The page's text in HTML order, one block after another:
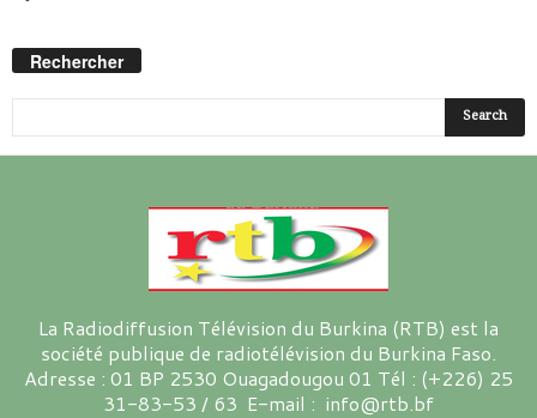
Rechercher
La Radiodiffusion Télévision du Burkina (RTB) est la
société publique de radiotélévision du Burkina Faso.
Adresse : 01 BP 2530 Ouagadougou 01 Tél : (+226) 25
31-83-53 / 63 E-mail : info@rtb.bf